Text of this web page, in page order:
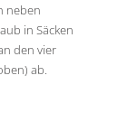
neben
in Säcken
den vier
ab.